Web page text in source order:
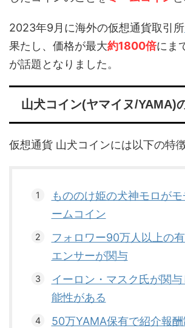
2023年9月に海外の仮想通貨取引所
果たし、価格が最大約1800倍にま
が話題となりました。
山犬コイン(ヤマイヌ/YAMA)
仮想通貨 山犬コインには以下の特
もののけ姫の犬神モロがモ
ームコイン
フォロワー90万人以上の
エンサーが関与
イーロン・マスク氏が関
能性がある
50万YAMA保有で紹介報